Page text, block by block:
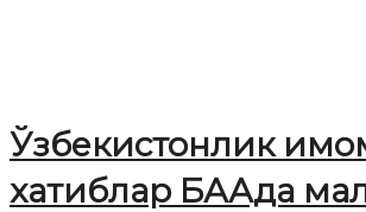
Ўзбекистонлик
хатиблар БААда